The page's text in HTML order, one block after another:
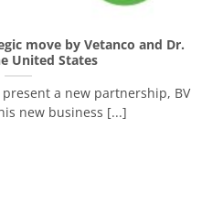
move by Vetanco and Dr.
United States
a new partnership, BV
new business [...]